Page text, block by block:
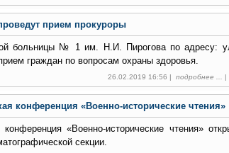
прием прокуроры
больницы № 1 им. Н.И. Пирогова по адресу:
граждан по вопросам охраны здоровья.
26.02.2019 16:56 | подробнее ... |
конференция «Военно-исторические чтения»
«Военно-исторические чтения»
секции.